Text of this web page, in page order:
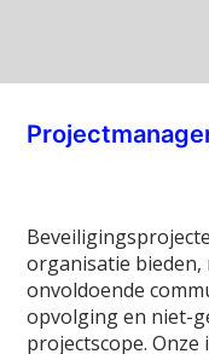
organisatie
onvoldoende
opvolging en niet-
projectscope.